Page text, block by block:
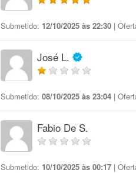
Submetido: 12/10/2025 às 22:30 |
José L.
Submetido: 08/10/2025 às 23:04 |
Fabio De S.
Submetido: 10/10/2025 às 00:17 |